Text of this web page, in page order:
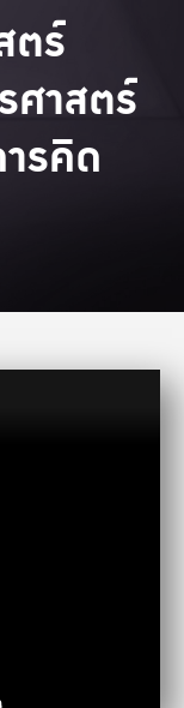
ตร์
ศาสตร์
รคิด